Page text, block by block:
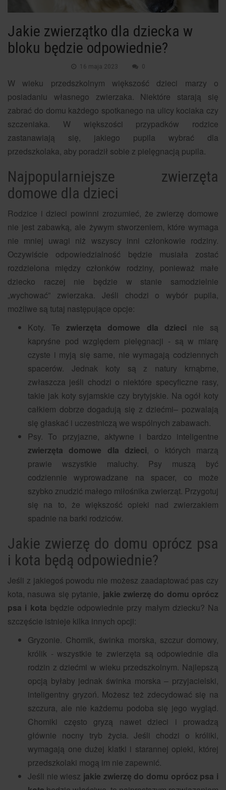
Jakie zwierzątko dla dziecka w
bloku będzie odpowiednie?
16 maja 2023 0
W wieku przedszkolnym większość dzieci marzy o
posiadaniu własnego zwierzaka. Niektóre starają się
zabrać do domu każdego spotkanego na ulicy kociaka czy
szczeniaka. W większości przypadków rodzice
zastanawiają się, jakiego pupila wybrać dla
przedszkolaka, aby poradził sobie z pielęgnacją pupila.
Najpopularniejsze zwierzęta
domowe dla dzieci
Rodzice i dzieci powinni zrozumieć, że zwierzę domowe
nie jest zabawką, ale żywym stworzeniem, które wymaga
nie mniej uwagi niż wszyscy inni członkowie rodziny.
Oczywiście odpowiedzialność będzie musiała zostać
rozdzielona między członków rodziny, ponieważ małe
dziecko raczej nie będzie w stanie samodzielnie
„wychować” zwierzaka. Jeśli chodzi o wybór pupila,
możliwe są tutaj następujące opcje:
Koty. Tezwierzęta domowe dla dzieci nie są
kapryśne pod względem pielęgnacji - są w miarę
czyste i myją się same, nie wymagają codziennych
spacerów. Jednak koty są z natury krnąbrne,
zwłaszcza jeśli chodzi o niektóre specyficzne rasy,
takie jak koty syjamskie czy brytyjskie. Na ogół koty
całkiem dobrze dogadują się z dziećmi– pozwalają
się głaskać i uczestniczą we wspólnych zabawach.
Psy. To przyjazne, aktywne i bardzo inteligentne
zwierzęta domowe dla dzieci, o których marzą
prawie wszystkie maluchy. Psy muszą być
codziennie wyprowadzane na spacer, co może
szybko znudzić małego miłośnika zwierząt. Przygotuj
się na to, że większość opieki nad zwierzakiem
spadnie na barki rodziców.
Jakie zwierzę do domu oprócz psa
i kota będą odpowiednie?
Jeśli z jakiegoś powodu nie możesz zaadaptować pas czy
kota, nasuwa się pytanie, jakie zwierzę do domu oprócz
psa i kota będzie odpowiednie przy małym dziecku? Na
szczęście istnieje kilka innych opcji:
Gryzonie. Chomik, świnka morska, szczur domowy,
królik - wszystkie te zwierzęta są odpowiednie dla
rodzin z dziećmi w wieku przedszkolnym. Najlepszą
opcją byłaby jednak świnka morska – przyjacielski,
inteligentny gryzoń. Możesz też zdecydować się na
szczura, ale nie każdemu podoba się jego wygląd.
Chomiki często gryzą nawet dzieci i prowadzą
głównie nocny tryb życia. Jeśli chodzi o króliki,
wymagają one dużej klatki i starannej opieki, której
przedszkolaki mogą im nie zapewnić.
Jeśli nie wiesz jakie zwierzę do domu oprócz psa i